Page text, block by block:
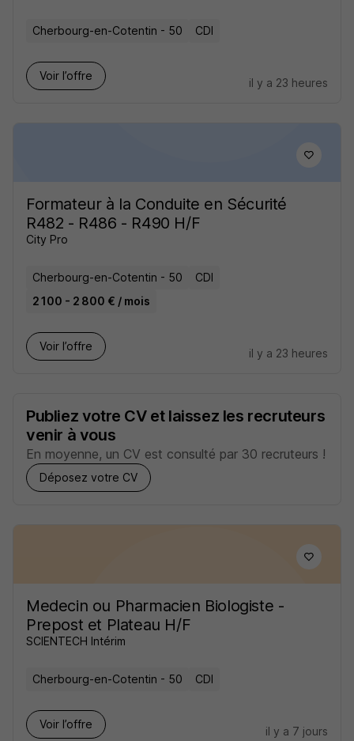
Cherbourg-en-Cotentin - 50 CDI
Voir l’offre
il y a 23 heures
Formateur à la Conduite en Sécurité
R482 - R486 - R490 H/F
City Pro
Cherbourg-en-Cotentin - 50
CDI
2 100 - 2 800 € / mois
Voir l’offre
il y a 23 heures
Publiez votre CV et laissez les recruteurs
venir à vous
En moyenne, un CV est consulté par 30 recruteurs !
Déposez votre CV
Medecin ou Pharmacien Biologiste -
Prepost et Plateau H/F
SCIENTECH Intérim
Cherbourg-en-Cotentin - 50 CDI
Voir l’offre
il y a 7 jours